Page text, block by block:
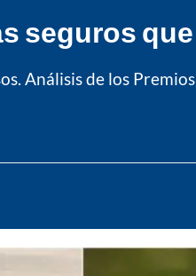
seguros
Análisis de los